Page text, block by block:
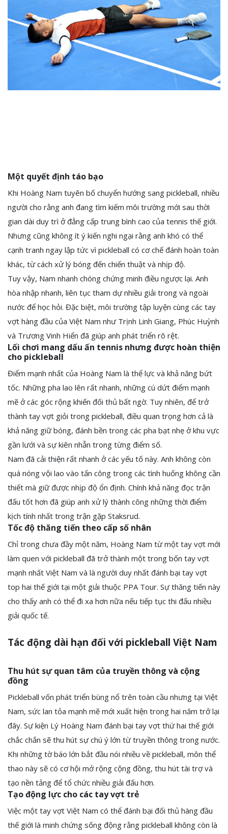
Một quyết định táo bạo
Khi Hoàng Nam tuyên bố chuyển hướng sang pickleball, nhiều
người cho rằng anh đang tìm kiếm môi trường mới sau thời
gian dài duy trì ở đẳng cấp trung bình cao của tennis thế giới.
Nhưng cũng không ít ý kiến nghi ngại rằng anh khó có thể
cạnh tranh ngay lập tức vì pickleball có cơ chế đánh hoàn toàn
khác, từ cách xử lý bóng đến chiến thuật và nhịp độ.
Tuy vậy, Nam nhanh chóng chứng minh điều ngược lại. Anh
hòa nhập nhanh, liên tục tham dự nhiều giải trong và ngoài
nước để học hỏi. Đặc biệt, môi trường tập luyện cùng các tay
vợt hàng đầu của Việt Nam như Trịnh Linh Giang, Phúc Huỳnh
và Trương Vinh Hiển đã giúp anh phát triển rõ rệt.
Lối chơi mang dấu ấn tennis nhưng được hoàn thiện
cho pickleball
Điểm mạnh nhất của Hoàng Nam là thể lực và khả năng bứt
tốc. Những pha lao lên rất nhanh, những cú dứt điểm mạnh
mẽ ở các góc rộng khiến đối thủ bất ngờ. Tuy nhiên, để trở
thành tay vợt giỏi trong pickleball, điều quan trọng hơn cả là
khả năng giữ bóng, đánh bền trong các pha bạt nhẹ ở khu vực
gần lưới và sự kiên nhẫn trong từng điểm số.
Nam đã cải thiện rất nhanh ở các yếu tố này. Anh không còn
quá nóng vội lao vào tấn công trong các tình huống không cần
thiết mà giữ được nhịp độ ổn định. Chính khả năng đọc trận
đấu tốt hơn đã giúp anh xử lý thành công những thời điểm
kịch tính nhất trong trận gặp Staksrud.
Tốc độ thăng tiến theo cấp số nhân
Chỉ trong chưa đầy một năm, Hoàng Nam từ một tay vợt mới
làm quen với pickleball đã trở thành một trong bốn tay vợt
mạnh nhất Việt Nam và là người duy nhất đánh bại tay vợt
top hai thế giới tại một giải thuộc PPA Tour. Sự thăng tiến này
cho thấy anh có thể đi xa hơn nữa nếu tiếp tục thi đấu nhiều
giải quốc tế.
Tác động dài hạn đối với pickleball Việt Nam
Thu hút sự quan tâm của truyền thông và cộng
đồng
Pickleball vốn phát triển bùng nổ trên toàn cầu nhưng tại Việt
Nam, sức lan tỏa mạnh mẽ mới xuất hiện trong hai năm trở lại
đây. Sự kiện Lý Hoàng Nam đánh bại tay vợt thứ hai thế giới
chắc chắn sẽ thu hút sự chú ý lớn từ truyền thông trong nước.
Khi những tờ báo lớn bắt đầu nói nhiều về pickleball, môn thể
thao này sẽ có cơ hội mở rộng cộng đồng, thu hút tài trợ và
tạo nền tảng để tổ chức nhiều giải đấu hơn.
Tạo động lực cho các tay vợt trẻ
Việc một tay vợt Việt Nam có thể đánh bại đối thủ hàng đầu
thế giới là minh chứng sống động rằng pickleball không còn là